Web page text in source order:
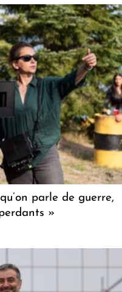
parle de guerre,
»